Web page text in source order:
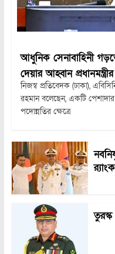
আধুনিক সেনাবাহিনী
দেয়ার আহ্বান প্রধানমন্ত্রীর
নিজস্ব প্রতিবেদক (ঢাকা),
রহমান বলেছেন, একটি
পদোন্নতির ক্ষেত্রে
তুরস্ক